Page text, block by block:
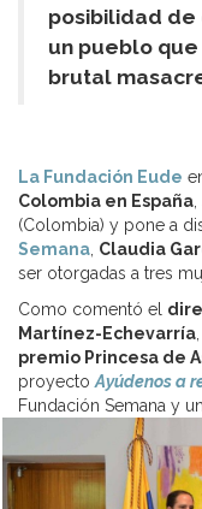
posibilidad de
un pueblo
brutal
La Fundación Eude
Colombia en España
(Colombia) y pone a
Semana Claudia
ser otorgadas a tres
Como comentó el
Martínez-Echevarría
premio Princesa de
proyecto Ayúdenos a
Fundación Semana y